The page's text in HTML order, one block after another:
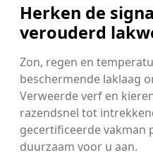
Herken de
verouderd
Zon, regen en
beschermende laklaag
Verweerde verf en
razendsnel tot
gecertificeerde vakman
duurzaam voor u aan.